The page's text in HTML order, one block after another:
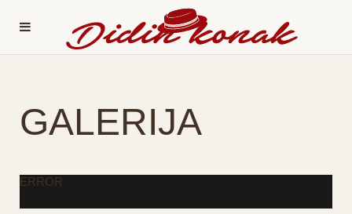
GALERIJA
ERROR